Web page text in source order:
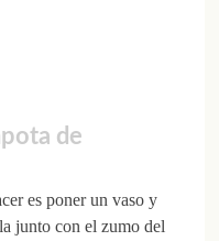
de
es poner un vaso y
junto con el zumo del